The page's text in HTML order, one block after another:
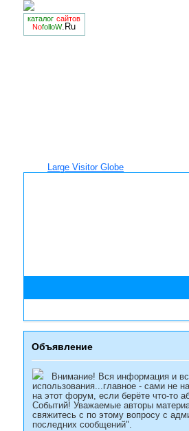
каталог сайтов
NofolloW.Ru
Large Visitor Globe
Объявление
Внимание! Вся информация и
использования...главное - сами не
на этот форум, если берёте что-то
Событий! Уважаемые авторы
свяжитесь с по этому вопросу с
последних сообщений".